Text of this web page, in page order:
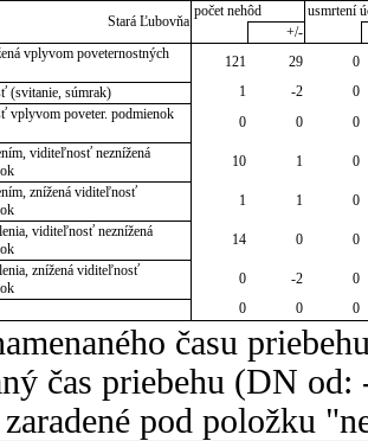
Stará Ľubovňa
počet nehôd
usmrtení
+/-
vplyvom poveternostných
121 29
0
(svitanie, súmrak)
1 -2
0
vplyvom poveter. podmienok
0 0
0
viditeľnosť neznížená
10 1
0
znížená viditeľnosť
1 1
0
viditeľnosť neznížená
14 0
0
znížená viditeľnosť
0 -2
0
0 0 0
času
čas priebehu (DN
pod položku